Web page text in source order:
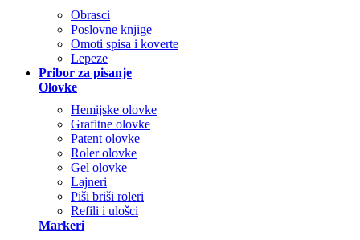
Obrasci
Poslovne knjige
Omoti spisa i koverte
Lepeze
Pribor za pisanje
Olovke
Hemijske olovke
Grafitne olovke
Patent olovke
Roler olovke
Gel olovke
Lajneri
Piši briši roleri
Refili i ulošci
Markeri